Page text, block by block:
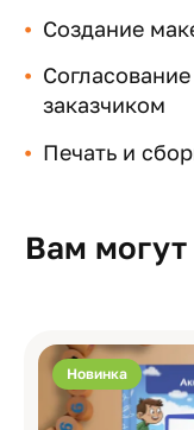
Создание
заказчиком
Печать и
Вам могут
Новинка